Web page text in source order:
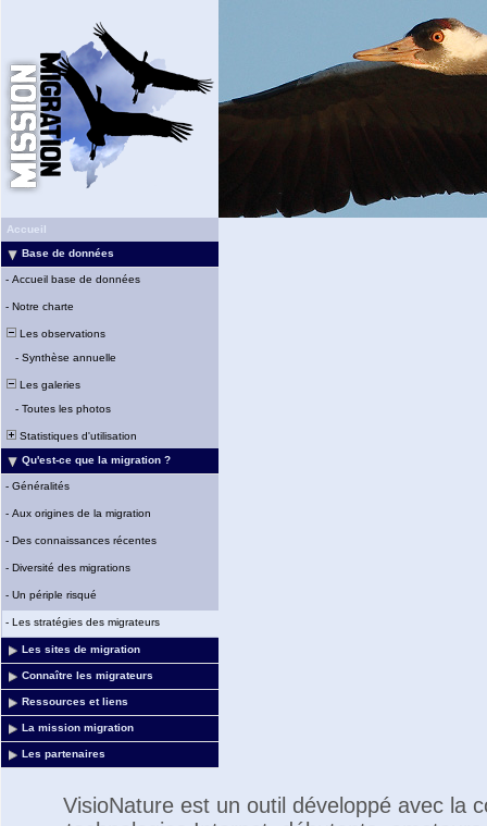
Accueil
Base de données
- Accueil base de données
- Notre charte
Les observations
- Synthèse annuelle
Les galeries
- Toutes les photos
Statistiques d'utilisation
Qu'est-ce que la migration ?
- Généralités
- Aux origines de la migration
- Des connaissances récentes
- Diversité des migrations
- Un périple risqué
- Les stratégies des migrateurs
Les sites de migration
Connaître les migrateurs
Ressources et liens
La mission migration
Les partenaires
VisioNature est un outil développé avec la